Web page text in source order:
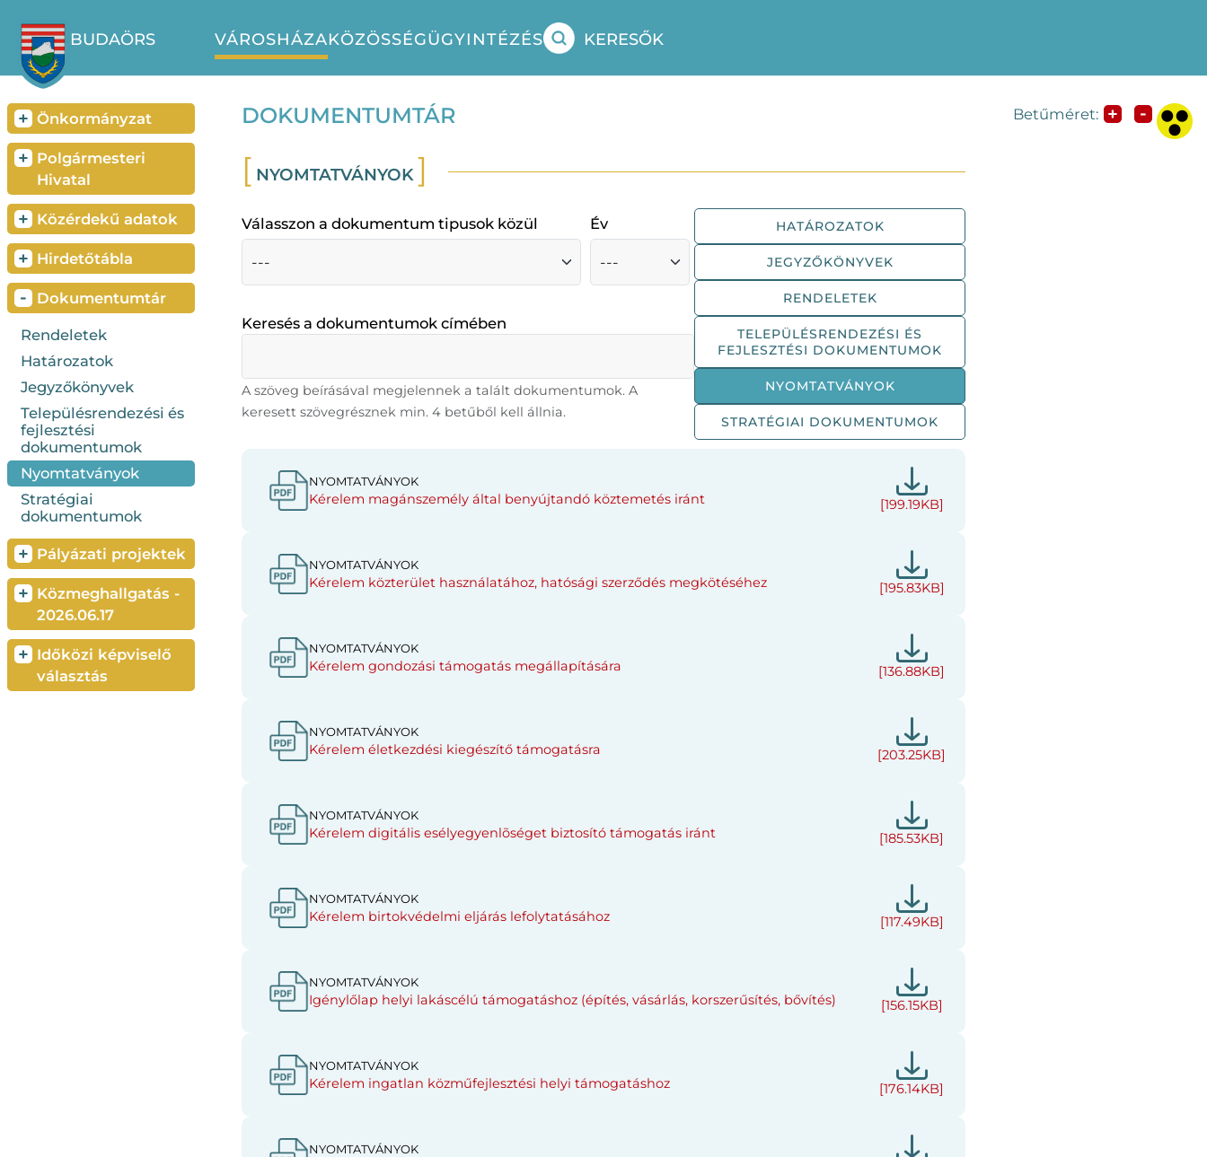
BUDAÖRS VÁROSHÁZAKÖZÖSSÉGÜGYINTÉZÉS KERESŐK
+ Önkormányzat
+ Polgármesteri
Hivatal
+ Közérdekű adatok
+ Hirdetőtábla
- Dokumentumtár
Rendeletek
Határozatok
Jegyzőkönyvek
Településrendezési és
fejlesztési
dokumentumok
Nyomtatványok
Stratégiai
dokumentumok
+ Pályázati projektek
+ Közmeghallgatás -
2026.06.17
+ Időközi képviselő
választás
DOKUMENTUMTÁR
NYOMTATVÁNYOK
Válasszon a dokumentum tipusok közül Év
Keresés a dokumentumok címében
A szöveg beírásával megjelennek a talált dokumentumok. A
keresett szövegrésznek min. 4 betűből kell állnia.
HATÁROZATOK
JEGYZŐKÖNYVEK
RENDELETEK
TELEPÜLÉSRENDEZÉSI ÉS
FEJLESZTÉSI DOKUMENTUMOK
NYOMTATVÁNYOK
STRATÉGIAI DOKUMENTUMOK
NYOMTATVÁNYOK
Kérelem magánszemély által benyújtandó köztemetés iránt [199.19KB]
NYOMTATVÁNYOK
Kérelem közterület használatához, hatósági szerződés megkötéséhez [195.83KB]
NYOMTATVÁNYOK
Kérelem gondozási támogatás megállapítására [136.88KB]
NYOMTATVÁNYOK
Kérelem életkezdési kiegészítő támogatásra [203.25KB]
NYOMTATVÁNYOK
Kérelem digitális esélyegyenlõséget biztosító támogatás iránt [185.53KB]
NYOMTATVÁNYOK
Kérelem birtokvédelmi eljárás lefolytatásához [117.49KB]
NYOMTATVÁNYOK
Igénylőlap helyi lakáscélú támogatáshoz (építés, vásárlás, korszerűsítés, bővítés) [156.15KB]
NYOMTATVÁNYOK
Kérelem ingatlan közműfejlesztési helyi támogatáshoz [176.14KB]
NYOMTATVÁNYOK
Betűméret: + -